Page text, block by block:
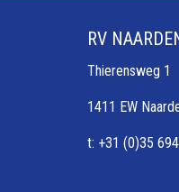
RV
Thierensweg 1
1411 EW
t: +31 (0)35